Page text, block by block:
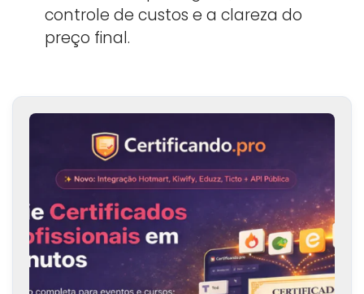
controle de custos e a clareza do
preço final.